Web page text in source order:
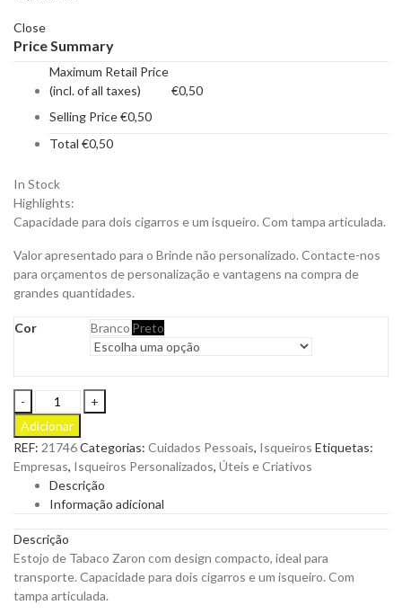
Close
Price Summary
Maximum Retail Price
(incl. of all taxes)
€0,50
Selling Price€0,50
Total €0,50
In Stock
Highlights:
Capacidade para dois cigarros e um isqueiro. Com tampa articulada.
Valor apresentado para o Brinde não personalizado. Contacte-nos
para orçamentos de personalização e vantagens na compra de
grandes quantidades.
Cor Branco Preto
Estojo
de
Tabaco
Zaron
com
Design
Compacto,
para
Transporte
para
Personalizar
Adicionar
REF: 21746Categorias: Cuidados Pessoais, Isqueiros Etiquetas:
Empresas, Isqueiros Personalizados, Úteis e Criativos
Descrição
Informação adicional
Descrição
Estojo de Tabaco Zaron com design compacto, ideal para
transporte. Capacidade para dois cigarros e um isqueiro. Com
tampa articulada.